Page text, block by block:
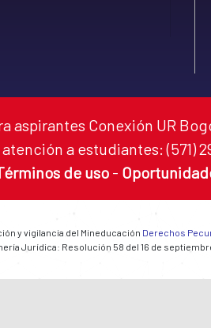
aspirantes Conexión UR
a estudiantes: (571)
de uso -
y vigilancia del Mineducación Derechos
Jurídica: Resolución 58 del 16 de